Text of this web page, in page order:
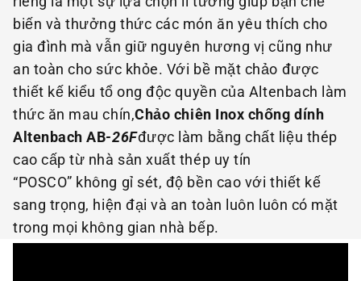
biến và thưởng thức các món ăn yêu thích cho
gia đình mà vẫn giữ nguyên hương vị cũng như
an toàn cho sức khỏe. Với bề mặt chảo được
thiết kế kiểu tổ ong độc quyền của Altenbach làm
thức ăn mau chín,Chảo chiên Inox chống dính
Altenbach AB-26Fđược làm bằng chất liệu thép
cao cấp từ nhà sản xuất thép uy tín
“POSCO” không gỉ sét, độ bền cao với thiết kế
sang trọng, hiện đại và an toàn luôn luôn có mặt
trong mọi không gian nhà bếp.